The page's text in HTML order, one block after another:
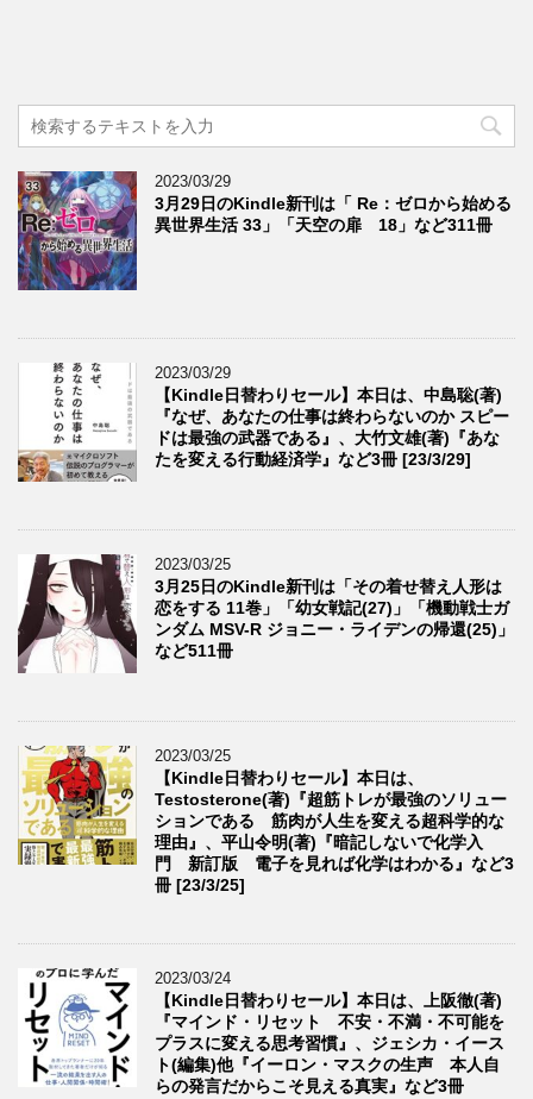
2023/03/29
3月29日のKindle新刊は「 Re：ゼロから始める
異世界生活 33」「天空の扉 18」など311冊
2023/03/29
【Kindle日替わりセール】本日は、中島聡(著)
『なぜ、あなたの仕事は終わらないのか スピー
ドは最強の武器である』、大竹文雄(著)『あな
たを変える行動経済学』など3冊 [23/3/29]
2023/03/25
3月25日のKindle新刊は「その着せ替え人形は
恋をする 11巻」「幼女戦記(27)」「機動戦士ガ
ンダム MSV-R ジョニー・ライデンの帰還(25)」
など511冊
2023/03/25
【Kindle日替わりセール】本日は、
Testosterone(著)『超筋トレが最強のソリュー
ションである 筋肉が人生を変える超科学的な
理由』、平山令明(著)『暗記しないで化学入
門 新訂版 電子を見れば化学はわかる』など3
冊 [23/3/25]
2023/03/24
【Kindle日替わりセール】本日は、上阪徹(著)
『マインド・リセット 不安・不満・不可能を
プラスに変える思考習慣』、ジェシカ・イース
ト(編集)他『イーロン・マスクの生声 本人自
らの発言だからこそ見える真実』など3冊